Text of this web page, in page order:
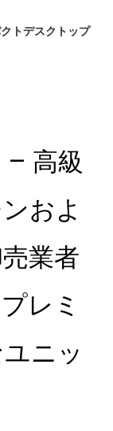
トデスクトップ
– 高級
およ
業者
レミ
ニッ